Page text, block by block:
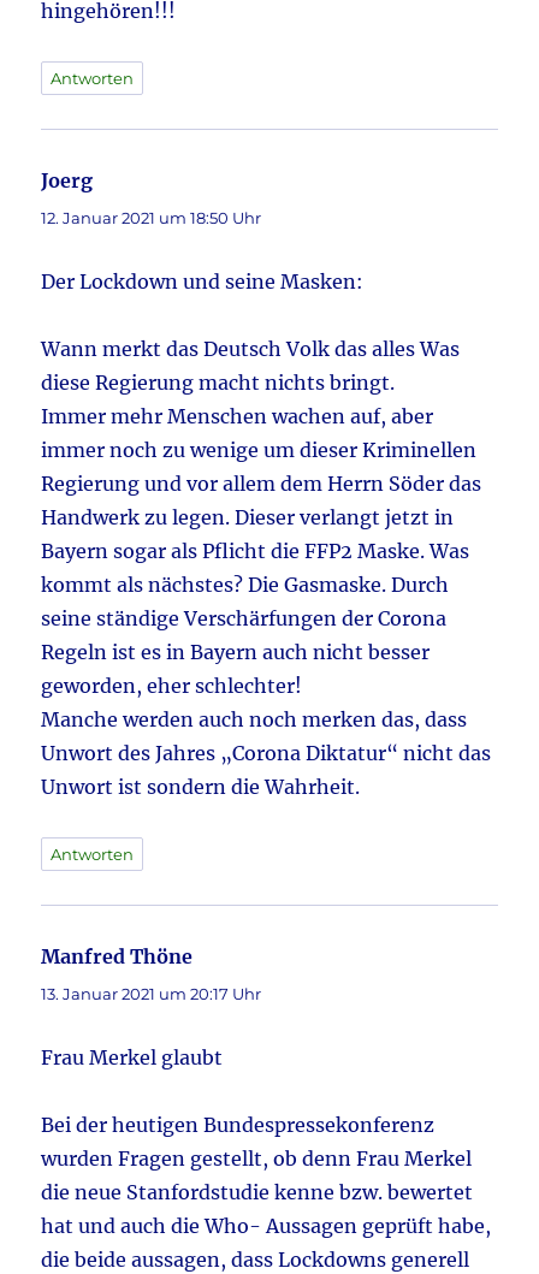
hingehören!!!
Antworten
Joerg
12. Januar 2021 um 18:50 Uhr
Der Lockdown und seine Masken:
Wann merkt das Deutsch Volk das alles Was
diese Regierung macht nichts bringt.
Immer mehr Menschen wachen auf, aber
immer noch zu wenige um dieser Kriminellen
Regierung und vor allem dem Herrn Söder das
Handwerk zu legen. Dieser verlangt jetzt in
Bayern sogar als Pflicht die FFP2 Maske. Was
kommt als nächstes? Die Gasmaske. Durch
seine ständige Verschärfungen der Corona
Regeln ist es in Bayern auch nicht besser
geworden, eher schlechter!
Manche werden auch noch merken das, dass
Unwort des Jahres „Corona Diktatur“ nicht das
Unwort ist sondern die Wahrheit.
Antworten
Manfred Thöne
13. Januar 2021 um 20:17 Uhr
Frau Merkel glaubt
Bei der heutigen Bundespressekonferenz
wurden Fragen gestellt, ob denn Frau Merkel
die neue Stanfordstudie kenne bzw. bewertet
hat und auch die Who- Aussagen geprüft habe,
die beide aussagen, dass Lockdowns generell